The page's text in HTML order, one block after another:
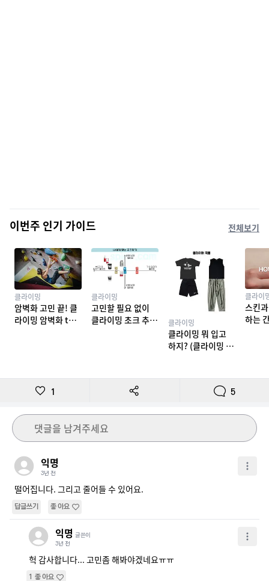
이번주 인기 가이드 전체보기
클라이밍
암벽화 고민 끝! 클
라이밍 암벽화 top
클라이밍
고민할 필요 없이
클라이밍 초크 추천
클라이밍
클라이밍 뭐 입고
하지? (클라이밍 복
클라이
스킨
하는
1 5
댓글을 남겨주세요
익명
3년 전
떨어집니다. 그리고 줄어들 수 있어요.
답글쓰기 좋아요
익명 글쓴이
3년 전
헉 감사합니다... 고민좀 해봐야겠네요ㅠㅠ
1 좋아요